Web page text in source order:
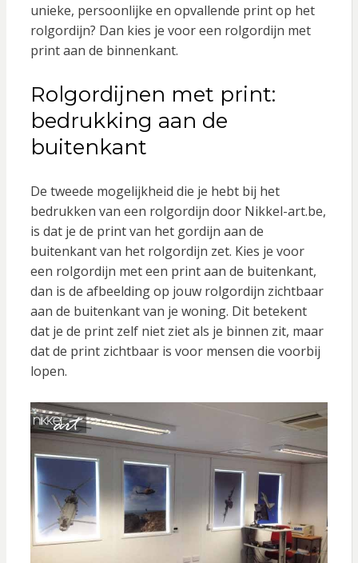
unieke, persoonlijke en opvallende print op het
rolgordijn? Dan kies je voor een rolgordijn met
print aan de binnenkant.
Rolgordijnen met print:
bedrukking aan de
buitenkant
De tweede mogelijkheid die je hebt bij het
bedrukken van een rolgordijn door Nikkel-art.be,
is dat je de print van het gordijn aan de
buitenkant van het rolgordijn zet. Kies je voor
een rolgordijn met een print aan de buitenkant,
dan is de afbeelding op jouw rolgordijn zichtbaar
aan de buitenkant van je woning. Dit betekent
dat je de print zelf niet ziet als je binnen zit, maar
dat de print zichtbaar is voor mensen die voorbij
lopen.